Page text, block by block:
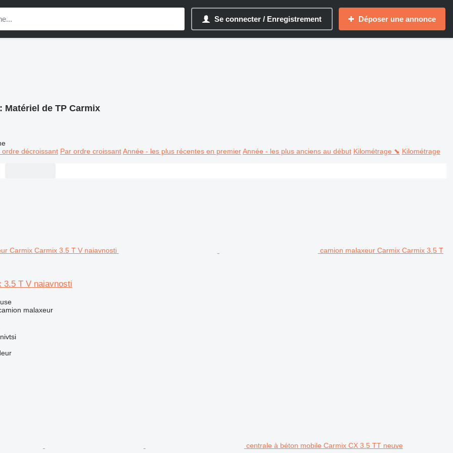
Se connecter / Enregistrement Déposer une annonce
Matériel de TP Carmix
ordre décroissant Par ordre croissant Année - les plus récentes en premier Année - les plus anciens au début Kilométrage ⬊ Kilométrage
camion malaxeur Carmix Carmix 3.5 T
3.5 T V naiavnosti
malaxeur
centrale à béton mobile Carmix CX 3.5 TT neuve